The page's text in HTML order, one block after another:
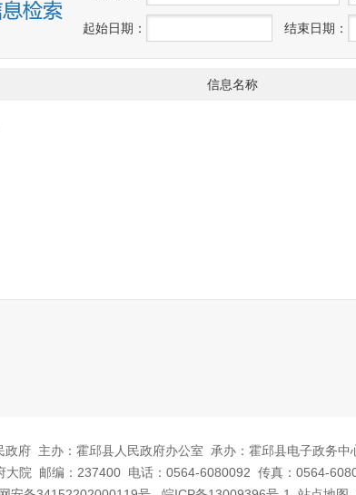
起始日期： 结束日期：
信息名称
政府 主办：霍邱县人民政府办公室
承办：霍邱县电子政务中
大院
邮编：237400 电话：0564-6080092 传真：0564-